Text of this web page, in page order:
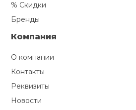
% Скидки
Бренды
Компания
О компании
Контакты
Реквизиты
Новости